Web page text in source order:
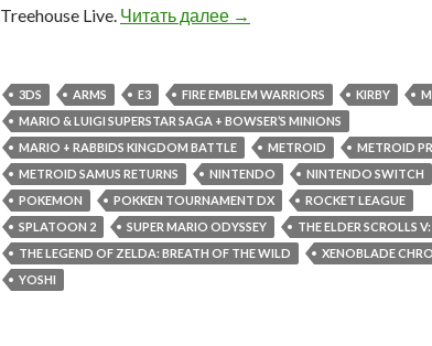
Treehouse Live. Читать далее Nintendo на E3 2017:
→
3DS ARMS E3 FIRE EMBLEM WARRIORS KIRBY
MARIO & LUIGI SUPERSTAR SAGA + BOWSER’S MINIONS
MARIO + RABBIDS KINGDOM BATTLE
METROID
METROID
METROID SAMUS RETURNS
NINTENDO
NINTENDO SWITCH
POKEMON
POKKEN TOURNAMENT DX
ROCKET LEAGUE
SPLATOON 2
SUPER MARIO ODYSSEY
THE ELDER SCROLLS
THE LEGEND OF ZELDA: BREATH OF THE WILD
XENOBLADE
YOSHI